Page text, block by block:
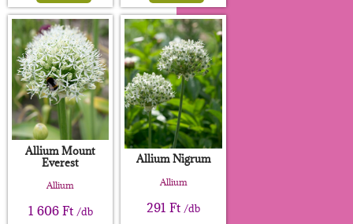
Allium Mount
Everest
Allium
1 606Ft /db
Allium Nigrum
Allium
291Ft /db